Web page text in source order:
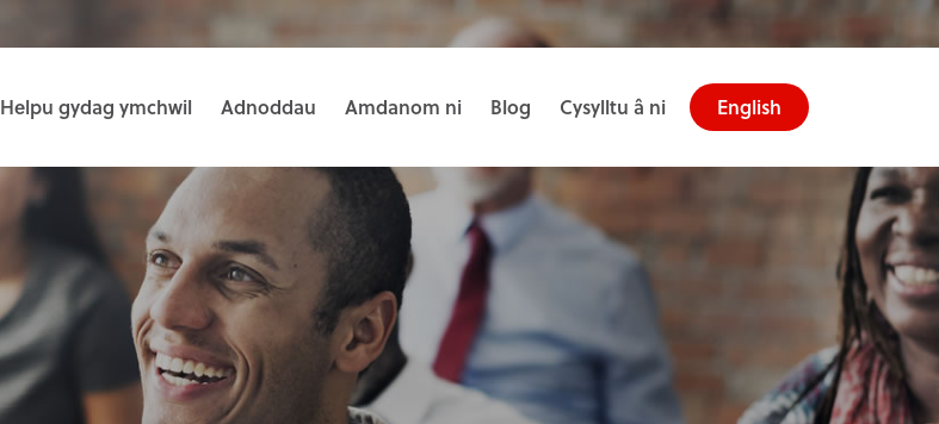
Helpu gydag ymchwil Adnoddau Amdanom ni Blog Cysylltu â ni English